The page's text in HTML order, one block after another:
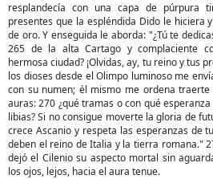
resplandecía con una capa de púrpura
presentes que la espléndida Dido le hiciera
de oro. Y enseguida le aborda: "¿Tú te
265 de la alta Cartago y complaciente
hermosa ciudad? ¡Olvidas, ay, tu reino y tus
los dioses desde el Olimpo luminoso me
con su numen; él mismo me ordena
auras: 270 ¿qué tramas o con qué
libias? Si no consigue moverte la gloria de
crece Ascanio y respeta las esperanzas de
deben el reino de Italia y la tierra romana."
dejó el Cilenio su aspecto mortal sin
los ojos, lejos, hacia el aura tenue.